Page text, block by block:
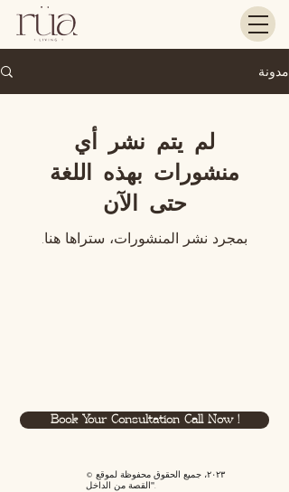
مدونة
لم يتم نشر أي
منشورات بهذه اللغة
حتى الآن
بمجرد نشر المنشورات، ستراها هنا.
Book Your Consultation Call Now !
© ٢٠٢٣، جميع الحقوق محفوظة لموقع
"القصة من الداخل".